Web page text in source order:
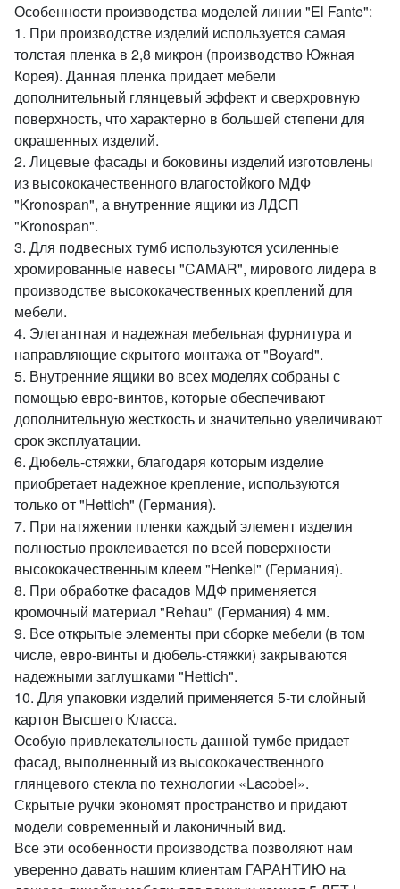
Особенности производства моделей линии "El Fante":
1. При производстве изделий используется самая
толстая пленка в 2,8 микрон (производство Южная
Корея). Данная пленка придает мебели
дополнительный глянцевый эффект и сверхровную
поверхность, что характерно в большей степени для
окрашенных изделий.
2. Лицевые фасады и боковины изделий изготовлены
из высококачественного влагостойкого МДФ
"Kronospan", а внутренние ящики из ЛДСП
"Kronospan".
3. Для подвесных тумб используются усиленные
хромированные навесы "CAMAR", мирового лидера в
производстве высококачественных креплений для
мебели.
4. Элегантная и надежная мебельная фурнитура и
направляющие скрытого монтажа от "Boyard".
5. Внутренние ящики во всех моделях собраны с
помощью евро-винтов, которые обеспечивают
дополнительную жесткость и значительно увеличивают
срок эксплуатации.
6. Дюбель-стяжки, благодаря которым изделие
приобретает надежное крепление, используются
только от "Hettich" (Германия).
7. При натяжении пленки каждый элемент изделия
полностью проклеивается по всей поверхности
высококачественным клеем "Henkel" (Германия).
8. При обработке фасадов МДФ применяется
кромочный материал "Rehau" (Германия) 4 мм.
9. Все открытые элементы при сборке мебели (в том
числе, евро-винты и дюбель-стяжки) закрываются
надежными заглушками "Hettich".
10. Для упаковки изделий применяется 5-ти слойный
картон Высшего Класса.
Особую привлекательность данной тумбе придает
фасад, выполненный из высококачественного
глянцевого стекла по технологии «Lacobel».
Скрытые ручки экономят пространство и придают
модели современный и лаконичный вид.
Все эти особенности производства позволяют нам
уверенно давать нашим клиентам ГАРАНТИЮ на